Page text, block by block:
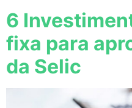
6
fixa para
da Selic